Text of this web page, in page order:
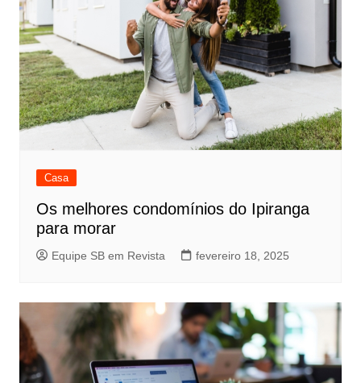
Casa
Os melhores condomínios do Ipiranga
para morar
Equipe SB em Revista fevereiro 18, 2025